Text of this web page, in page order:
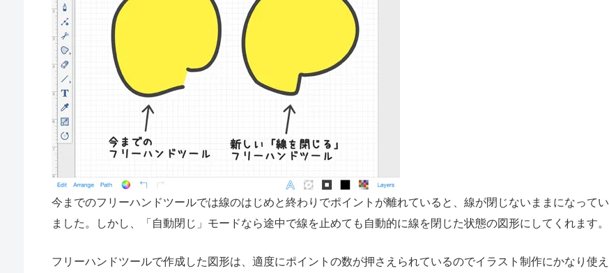
今までのフリーハンドツールでは線のはじめと終わりでポイントが離れていると、線が閉じないままになってい
ました。しかし、「自動閉じ」モードなら途中で線を止めても自動的に線を閉じた状態の図形にしてくれます。
フリーハンドツールで作成した図形は、適度にポイントの数が押さえられているのでイラスト制作にかなり使え